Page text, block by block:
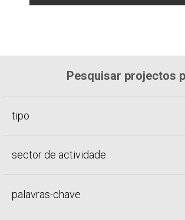
Pesquisar projectos
tipo
sector de actividade